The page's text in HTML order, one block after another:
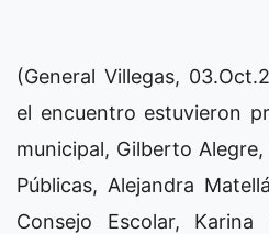
(General Villegas,
el encuentro estuvieron
municipal, Gilberto
Públicas, Alejandra
Consejo Escolar,